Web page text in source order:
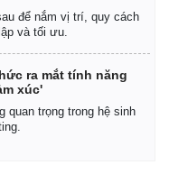
để nắm vị trí, quy cách
và tối ưu.
ra mắt tính năng
xúc'
trọng trong hệ sinh